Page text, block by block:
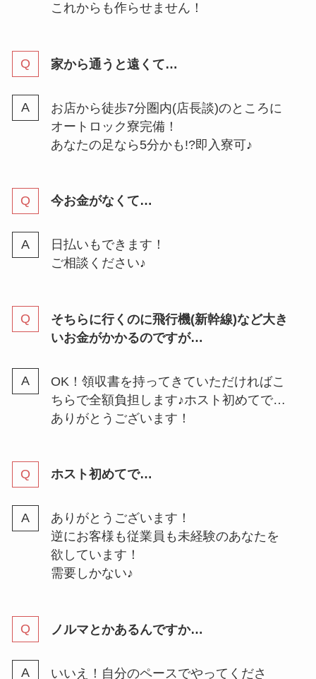
これからも作らせません！
家から通うと遠くて…
お店から徒歩7分圏内(店長談)のところに
オートロック寮完備！
あなたの足なら5分かも!?即入寮可♪
今お金がなくて…
日払いもできます！
ご相談ください♪
そちらに行くのに飛行機(新幹線)など大き
いお金がかかるのですが…
OK！領収書を持ってきていただければこ
ちらで全額負担します♪ホスト初めてで…
ありがとうございます！
ホスト初めてで…
ありがとうございます！
逆にお客様も従業員も未経験のあなたを
欲しています！
需要しかない♪
ノルマとかあるんですか…
いいえ！自分のペースでやってくださ